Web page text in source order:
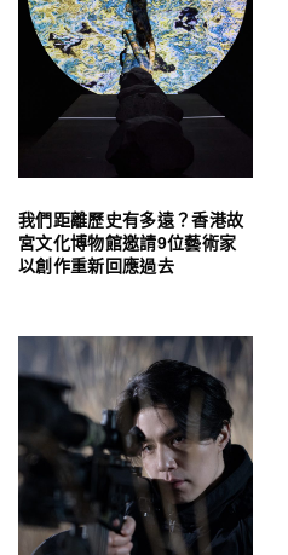
我們距離歷史有多遠？香港故
宮文化博物館邀請9位藝術家
以創作重新回應過去